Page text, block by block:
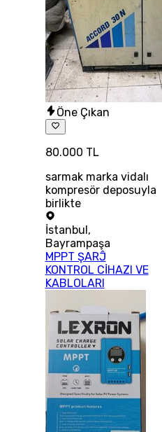
Öne Çıkan
80.000 TL
sarmak marka vidalı
kompresör deposuyla
birlikte
İstanbul ,
Bayrampaşa
MPPT ŞARĴ
KONTROL CİHAZI VE
KABLOLARI